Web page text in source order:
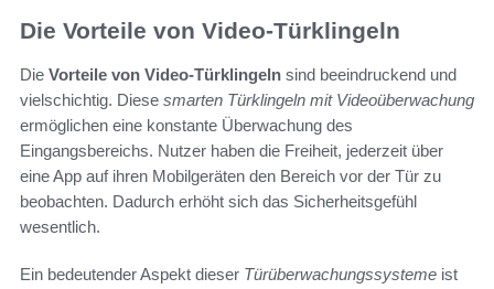
Die Vorteile von Video-Türklingeln
Die Vorteile von Video-Türklingeln sind beeindruckend und
vielschichtig. Diese smarten Türklingeln mit Videoüberwachung
ermöglichen eine konstante Überwachung des
Eingangsbereichs. Nutzer haben die Freiheit, jederzeit über
eine App auf ihren Mobilgeräten den Bereich vor der Tür zu
beobachten. Dadurch erhöht sich das Sicherheitsgefühl
wesentlich.
Ein bedeutender Aspekt dieser Türüberwachungssysteme ist